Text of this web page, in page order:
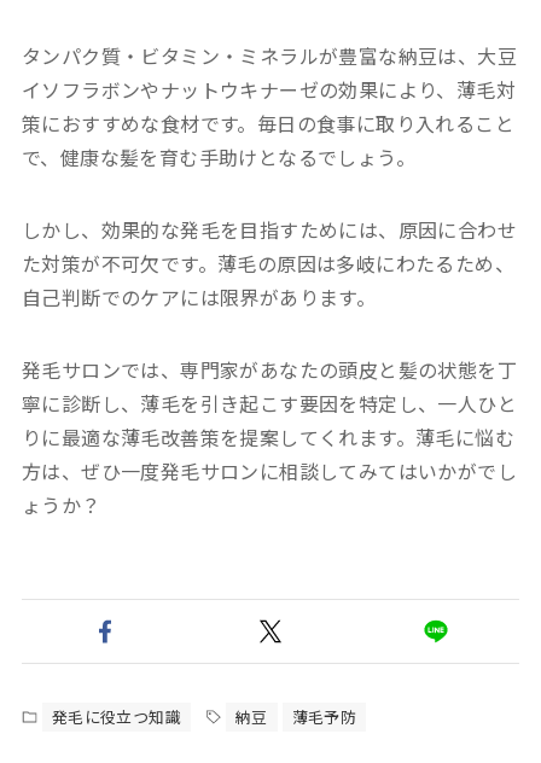
タンパク質・ビタミン・ミネラルが豊富な納豆は、大豆
イソフラボンやナットウキナーゼの効果により、薄毛対
策におすすめな食材です。毎日の食事に取り入れること
で、健康な髪を育む手助けとなるでしょう。
しかし、効果的な発毛を目指すためには、原因に合わせ
た対策が不可欠です。薄毛の原因は多岐にわたるため、
自己判断でのケアには限界があります。
発毛サロンでは、専門家があなたの頭皮と髪の状態を丁
寧に診断し、薄毛を引き起こす要因を特定し、一人ひと
りに最適な薄毛改善策を提案してくれます。薄毛に悩む
方は、ぜひ一度発毛サロンに相談してみてはいかがでし
ょうか？
発毛に役立つ知識 納豆 薄毛予防